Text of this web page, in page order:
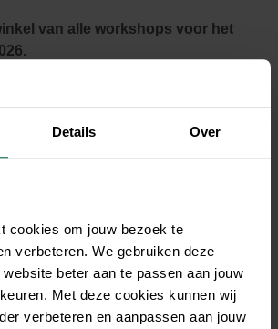
Details Over
cookies om jouw bezoek te
verbeteren. We gebruiken deze
beter aan te passen aan jouw
Met deze cookies kunnen wij
verbeteren en aanpassen aan jouw
van alle workshops voor het
Horta Kuringen